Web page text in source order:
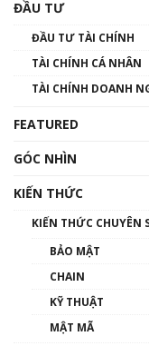
00:02:14
Nhìn
đến
ĐẦU TƯ
ĐẦU TƯ TÀI CHÍNH
TÀI CHÍNH CÁ NHÂN
TÀI CHÍNH DOANH
FEATURED
GÓC NHÌN
KIẾN THỨC
KIẾN THỨC CHUYÊN
BẢO MẬT
CHAIN
KỸ THUẬT
MẬT MÃ